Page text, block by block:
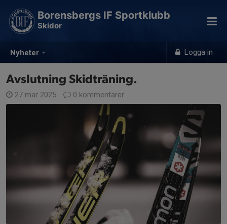
Nyheter Logga in
Borensbergs IF Sportklubb
Skidor
Avslutning Skidträning.
27 mar 2025 0 kommentarer